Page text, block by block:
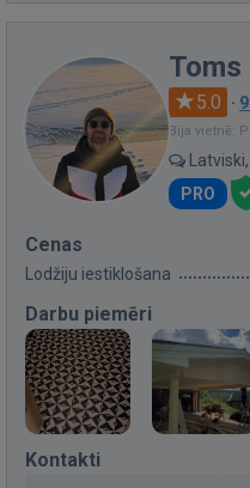
Toms
5.0 ·
Bija vietnē:
PRO
Cenas
Lodžiju iestiklošana
Darbu piemēri
Kontakti